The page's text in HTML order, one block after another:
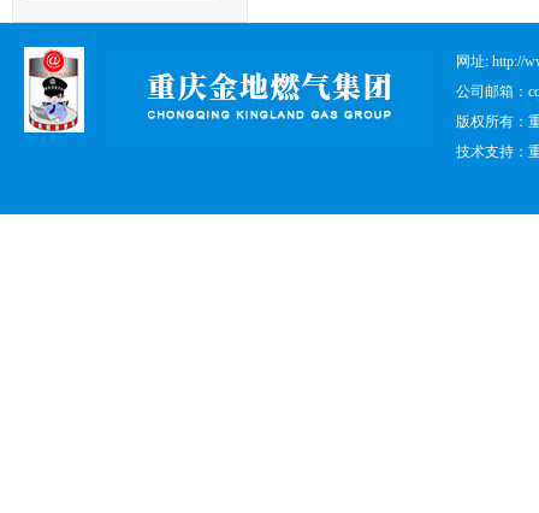
网址: http://
公司邮箱：
版权所有：
技术支持：